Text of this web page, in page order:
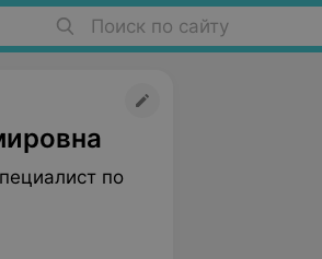
Поиск по сайту
по